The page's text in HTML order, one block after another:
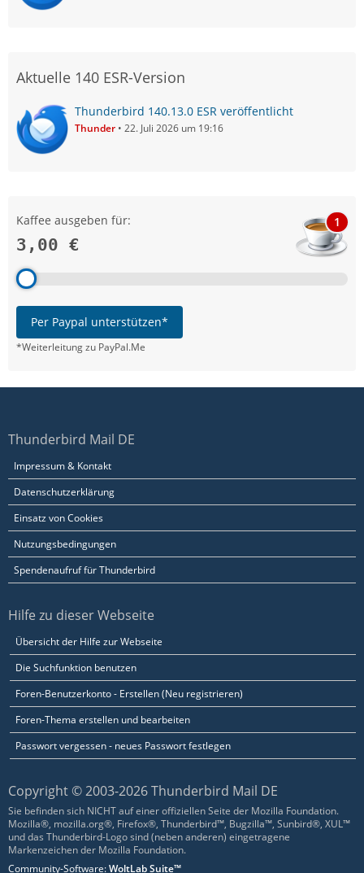
Aktuelle 140 ESR-Version
Thunderbird 140.13.0 ESR veröffentlicht
Thunder 22. Juli 2026 um 19:16
Kaffee ausgeben für:
3,00 €
1
Per Paypal unterstützen*
*Weiterleitung zu PayPal.Me
Thunderbird Mail DE
Impressum & Kontakt
Datenschutzerklärung
Einsatz von Cookies
Nutzungsbedingungen
Spendenaufruf für Thunderbird
Hilfe zu dieser Webseite
Übersicht der Hilfe zur Webseite
Die Suchfunktion benutzen
Foren-Benutzerkonto - Erstellen (Neu registrieren)
Foren-Thema erstellen und bearbeiten
Passwort vergessen - neues Passwort festlegen
Copyright © 2003-2026 Thunderbird Mail DE
Sie befinden sich NICHT auf einer offiziellen Seite der Mozilla Foundation.
Mozilla®, mozilla.org®, Firefox®, Thunderbird™, Bugzilla™, Sunbird®, XUL™
und das Thunderbird-Logo sind (neben anderen) eingetragene
Markenzeichen der Mozilla Foundation.
Community-Software:WoltLab Suite™